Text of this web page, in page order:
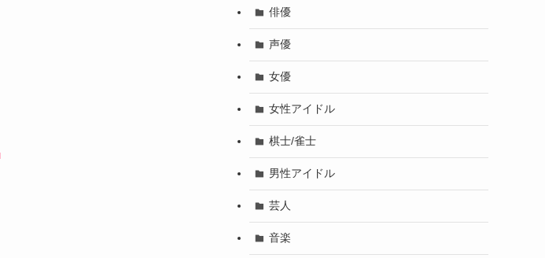
俳優
声優
女優
女性アイドル
棋士/雀士
男性アイドル
芸人
音楽